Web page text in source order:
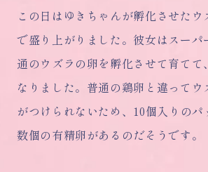
この日はゆきちゃんが孵化させた
で盛り上がりました。彼女はスーパ
通のウズラの卵を孵化させて育てて
なりました。普通の鶏卵と違ってウ
がつけられないため、10個入りの
数個の有精卵があるのだそうです。